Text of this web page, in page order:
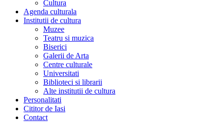
Cultura
Agenda culturala
Institutii de cultura
Muzee
Teatru si muzica
Biserici
Galerii de Arta
Centre culturale
Universitati
Biblioteci si librarii
Alte institutii de cultura
Personalitati
Cititor de Iasi
Contact